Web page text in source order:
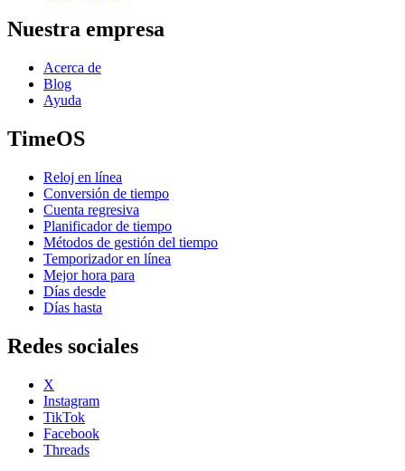
Nuestra empresa
Acerca de
Blog
Ayuda
TimeOS
Reloj en línea
Conversión de tiempo
Cuenta regresiva
Planificador de tiempo
Métodos de gestión del tiempo
Temporizador en línea
Mejor hora para
Días desde
Días hasta
Redes sociales
X
Instagram
TikTok
Facebook
Threads